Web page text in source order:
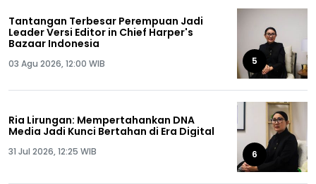
Tantangan Terbesar Perempuan Jadi
Leader Versi Editor in Chief Harper's
Bazaar Indonesia
03 Agu 2026, 12:00 WIB 5
Ria Lirungan: Mempertahankan DNA
Media Jadi Kunci Bertahan di Era Digital
31 Jul 2026, 12:25 WIB 6